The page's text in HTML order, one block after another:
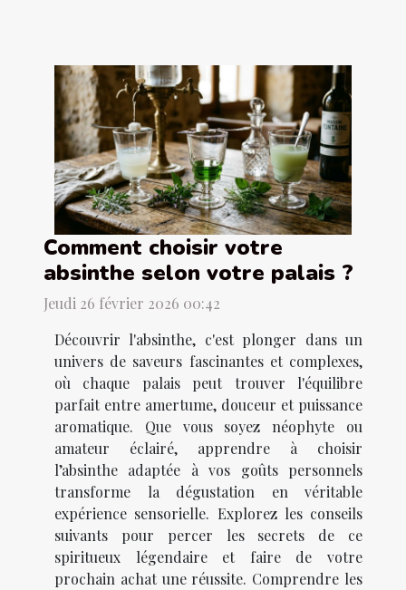
Comment choisir votre
absinthe selon votre palais ?
Jeudi 26 février 2026 00:42
Découvrir l'absinthe, c'est plonger dans un
univers de saveurs fascinantes et complexes,
où chaque palais peut trouver l'équilibre
parfait entre amertume, douceur et puissance
aromatique. Que vous soyez néophyte ou
amateur éclairé, apprendre à choisir
l’absinthe adaptée à vos goûts personnels
transforme la dégustation en véritable
expérience sensorielle. Explorez les conseils
suivants pour percer les secrets de ce
spiritueux légendaire et faire de votre
prochain achat une réussite. Comprendre les